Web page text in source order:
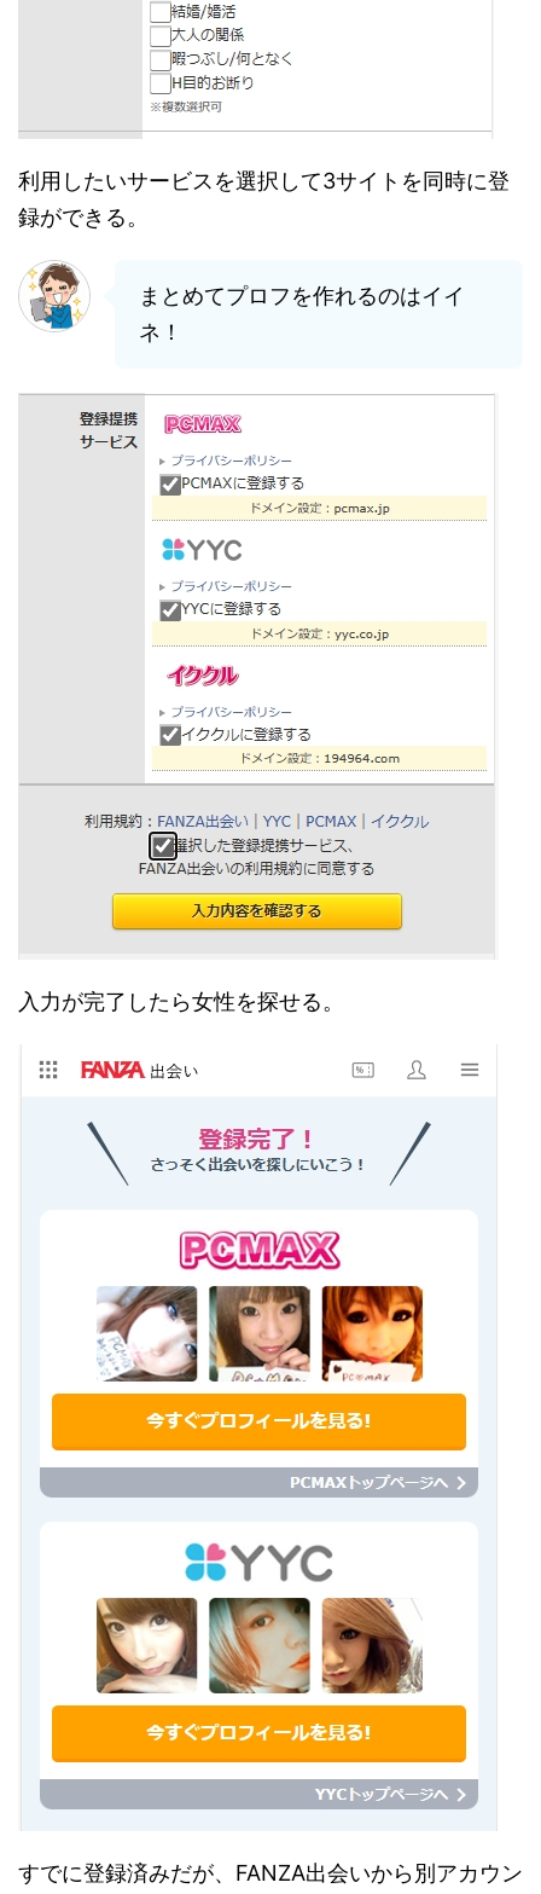
利用したいサービスを選択して3サイトを同時に登
録ができる。
まとめてプロフを作れるのはイイ
ネ！
入力が完了したら女性を探せる。
すでに登録済みだが、FANZA出会いから別アカウン